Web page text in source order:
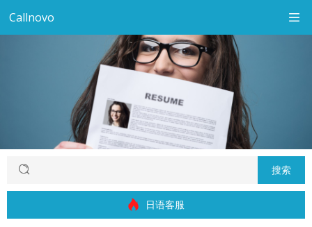
Callnovo
搜索
日语客服